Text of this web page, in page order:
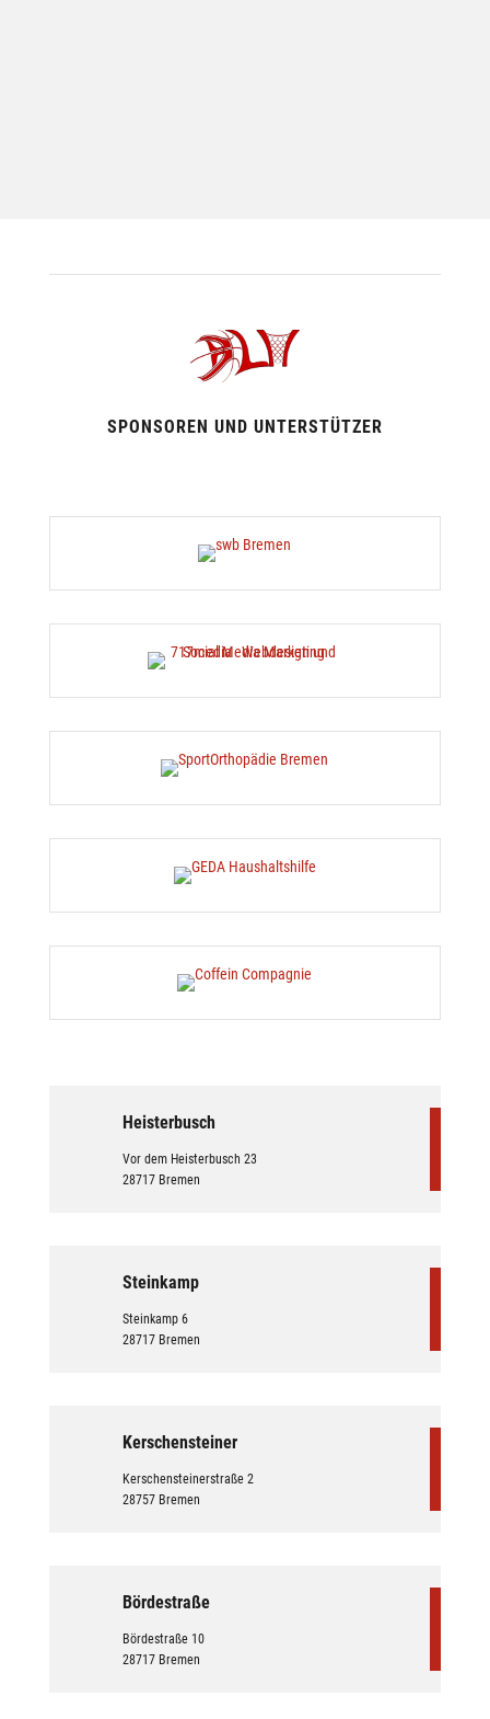
SPONSOREN UND UNTERSTÜTZER
Heisterbusch
Vor dem Heisterbusch 23
28717 Bremen
Steinkamp
Steinkamp 6
28717 Bremen
Kerschensteiner
Kerschensteinerstraße 2
28757 Bremen
Bördestraße
Bördestraße 10
28717 Bremen